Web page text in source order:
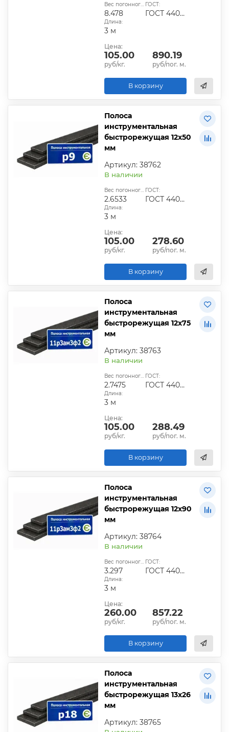
Вес погонного метра, кг:
8.478
ГОСТ:
ГОСТ 4405-75
Длина:
3 м
Цена:
105.00
руб/кг.
890.19
руб/пог. м.
В корзину
Полоса
инструментальная
быстрорежущая 12х50
мм
Артикул: 38762
В наличии
Вес погонного метра, кг:
2.6533
ГОСТ:
ГОСТ 4405-75
Длина:
3 м
Цена:
105.00
руб/кг.
278.60
руб/пог. м.
В корзину
Полоса
инструментальная
быстрорежущая 12х75
мм
Артикул: 38763
В наличии
Вес погонного метра, кг:
2.7475
ГОСТ:
ГОСТ 4405-75
Длина:
3 м
Цена:
105.00
руб/кг.
288.49
руб/пог. м.
В корзину
Полоса
инструментальная
быстрорежущая 12х90
мм
Артикул: 38764
В наличии
Вес погонного метра, кг:
3.297
ГОСТ:
ГОСТ 4405-75
Длина:
3 м
Цена:
260.00
руб/кг.
857.22
руб/пог. м.
В корзину
Полоса
инструментальная
быстрорежущая 13х26
мм
Артикул: 38765